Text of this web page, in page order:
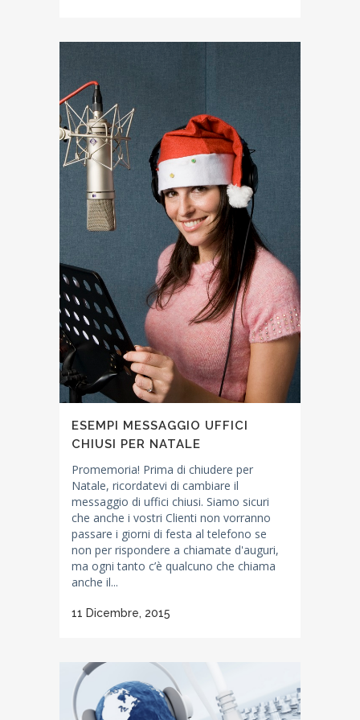
ESEMPI MESSAGGIO UFFICI
CHIUSI PER NATALE
Promemoria! Prima di chiudere per
Natale, ricordatevi di cambiare il
messaggio di uffici chiusi. Siamo sicuri
che anche i vostri Clienti non vorranno
passare i giorni di festa al telefono se
non per rispondere a chiamate d'auguri,
ma ogni tanto c’è qualcuno che chiama
anche il...
11 Dicembre, 2015